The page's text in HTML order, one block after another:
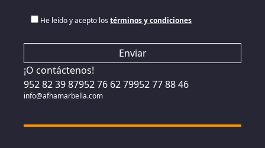
He leído y acepto los términos y condiciones
¡O contáctenos!
952 82 39 87952 76 62 79952 77 88 46
info@afhamarbella.com